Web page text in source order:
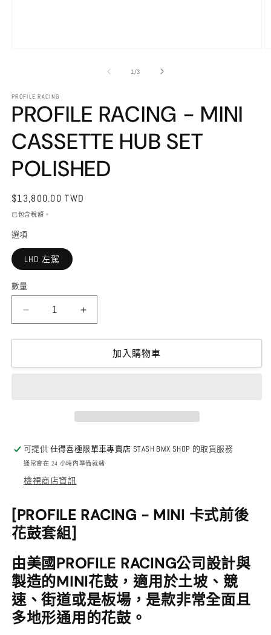
窗
中
開
啟
多
體
案
1
1//3
PROFILE RACING
PROFILE RACING - MINI
CASSETTE HUB SET
POLISHED
定
價
$13,800.00 TWD
已包含稅額。
選項
LHD 左駕
數量
PROFILE
RACING
-
CASSETTE
減
少
PROFILE
RACING
-
CASSETTE
數
增
加
加入購物車
可提供 仕得喜極限單車專賣店 STASH BMX SHOP 的取貨服務
通常會在 24 小時內準備就緒
檢視商店資訊
[PROFILE RACING - MINI 卡式前後
花鼓套組]
由美國PROFILE RACING公司設計與
製造的MINI花鼓，適用於土坡、競
速、街道或是板場，是款非常全面且
多地形通用的花鼓。